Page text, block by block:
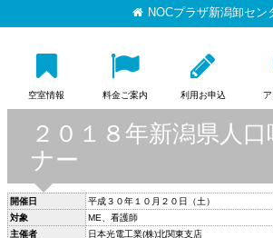
NOCプラザ新潟卸セ
空室情報 料金ご案内 利用お申込
２０１８年新潟県人口
ナー
開催日
平成３０年１０月２０日（土）
対象
ME、看護師
主催者
日本光電工業(株)北関東支店